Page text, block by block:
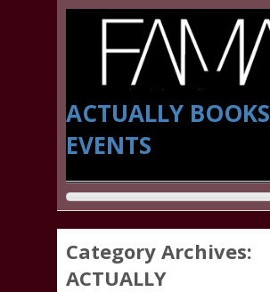
ACTUALLY BOOKS
EVENTS
Category Archives:
ACTUALLY